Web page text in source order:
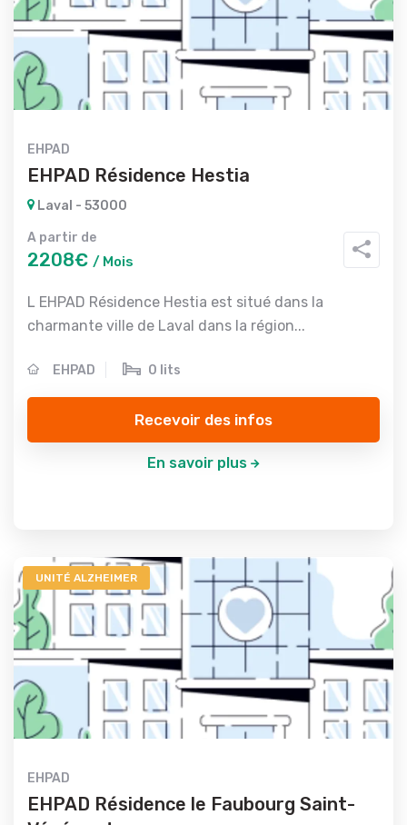
EHPAD
EHPAD Résidence Hestia
Laval - 53000
A partir de
2208€ / Mois
L EHPAD Résidence Hestia est situé dans la
charmante ville de Laval dans la région...
EHPAD 0 lits
Recevoir des infos
En savoir plus
UNITÉ ALZHEIMER
EHPAD
EHPAD Résidence le Faubourg Saint-